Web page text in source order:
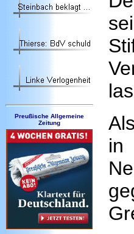
Preußische Allgemeine
Zeitung
in